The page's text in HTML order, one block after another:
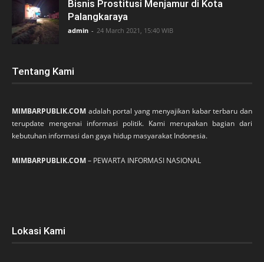
Bisnis Prostitusi Menjamur di Kota
Palangkaraya
admin - 24 March 2021, 15:40 WIB
Tentang Kami
MIMBARPUBLIK.COM adalah portal yang menyajikan kabar terbaru dan
terupdate mengenai informasi politik. Kami merupakan bagian dari
kebutuhan informasi dan gaya hidup masyarakat Indonesia.
MIMBARPUBLIK.COM– PEWARTA INFORMASI NASIONAL
Lokasi Kami